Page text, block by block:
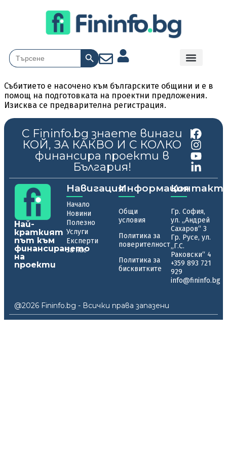
Search
for:
Search Button
Събитието е насочено към българските общини и е в
помощ на подготовката на проектни предложения.
Изисква се предварителна регистрация.
С Fininfo.bg знаете винаги
КОЙ, ЗА КАКВО И С КОЛКО
финансира проекти в
България!
|
Най-
краткият
път към
финансирането
на
проекти
Навигация
Начало
Новини
Полезно
Услуги
Експерти
За нас
Информация
Общи
условия
Политика за
поверителност
Политика за
бисквитките
Гр. София,
ул. „Андрей
Сахаров“ 3
Гр. Русе, ул.
„Г.С.
Раковски“ 4
+359 893 721
929
info@fininfo.bg
@2026 Fininfo.bg - Всички права запазени